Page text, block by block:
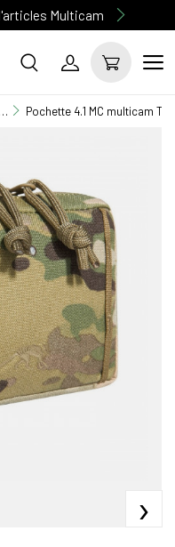
Multicam
M.O.L.L.E Pochette 4.1 MC multicam
›